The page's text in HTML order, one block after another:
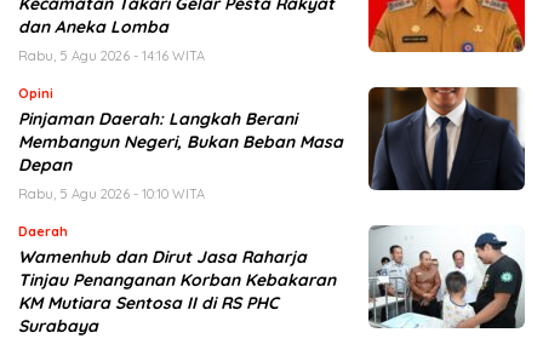
dan Aneka Lomba
Rabu, 5 Agu 2026 - 14:16 WITA
Opini
Pinjaman Daerah: Langkah Berani
Membangun Negeri, Bukan Beban Masa
Depan
Rabu, 5 Agu 2026 - 10:10 WITA
Daerah
Wamenhub dan Dirut Jasa Raharja
Tinjau Penanganan Korban Kebakaran
KM Mutiara Sentosa II di RS PHC
Surabaya